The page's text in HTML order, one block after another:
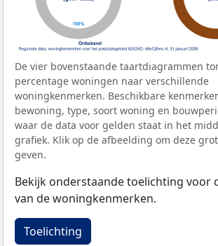
De vier bovenstaande taartdiagrammen
percentage woningen naar verschillende
woningkenmerken. Beschikbare
bewoning, type, soort woning en
waar de data voor gelden staat in het
grafiek. Klik op de afbeelding om deze
geven.
Bekijk onderstaande toelichting voor
van de woningkenmerken.
Toelichting